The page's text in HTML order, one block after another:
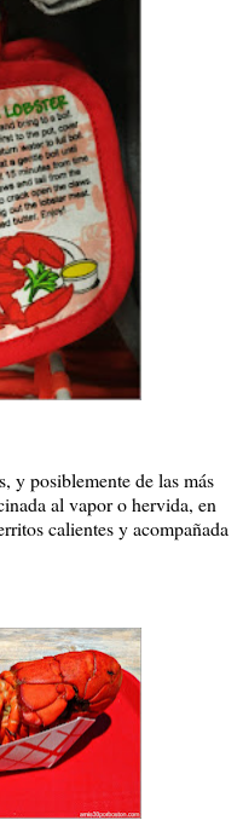
y posiblemente de las más
al vapor o hervida, en
calientes y acompañada